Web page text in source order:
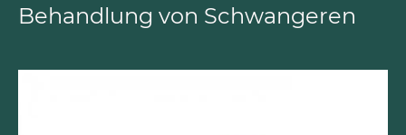
Behandlung von Schwangeren